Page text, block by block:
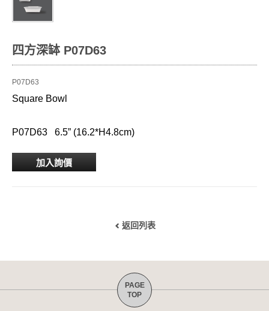
四方深缽 P07D63
P07D63
Square Bowl
P07D63 6.5” (16.2*H4.8cm)
加入詢價
返回列表